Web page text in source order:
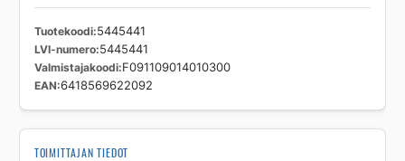
Tuotekoodi 5445441
LVI-numero 5445441
Valmistajakoodi F091109014010300
EAN 6418569622092
TOIMITTAJAN TIEDOT